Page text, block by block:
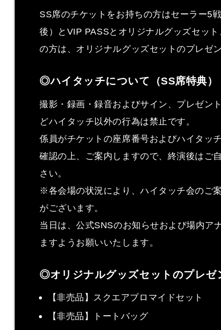
SS席のチケットをお持ちの方はセーラー5
後）とVIP PASSとオリジナルグッズセッ
の方は、オリジナルグッズセットのプレゼ
◎ハイタッチについて（SS席特典）
撮影・録画・録音およびサイン、プレゼン
どハイタッチ以外の行為は禁止です。
係員がチケットの座席番号およびハイタッ
確認の上、ご案内しますので、終演後はご
さい。
※各会場の状況により、ハイタッチ会のご
がございます。
当日は、公式SNSのお知らせおよび場内ア
ますようお願いいたします。
◎オリジナルグッズセットのプレゼ
【非売品】スクエアブロマイドセット
【非売品】トートバッグ